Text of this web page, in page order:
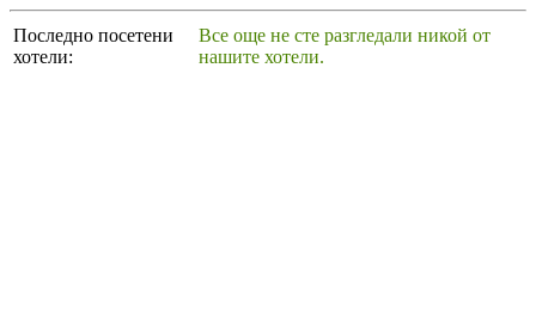
Последно посетени
хотели:
Все още не сте разгледали никой от
нашите хотели.